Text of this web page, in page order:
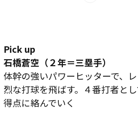
Pick up
石橋蒼空（２年＝三塁手）
体幹の強いパワーヒッターで、
烈な打球を飛ばす。４番打者と
得点に絡んでいく